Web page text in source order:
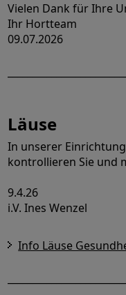
Vielen Dank für Ihre
Ihr Hortteam
09.07.2026
Läuse
In unserer
kontrollieren Sie und
9.4.26
i.V. Ines Wenzel
Info Läuse